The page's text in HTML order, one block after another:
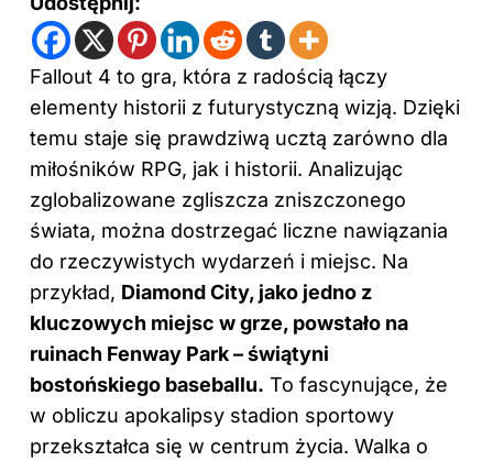
Fallout 4 to gra, która z radością łączy
elementy historii z futurystyczną wizją. Dzięki
temu staje się prawdziwą ucztą zarówno dla
miłośników RPG, jak i historii. Analizując
zglobalizowane zgliszcza zniszczonego
świata, można dostrzegać liczne nawiązania
do rzeczywistych wydarzeń i miejsc. Na
przykład, Diamond City, jako jedno z
kluczowych miejsc w grze, powstało na
ruinach Fenway Park – świątyni
bostońskiego baseballu. To fascynujące, że
w obliczu apokalipsy stadion sportowy
przekształca się w centrum życia. Walka o